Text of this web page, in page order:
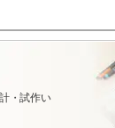
・試作い